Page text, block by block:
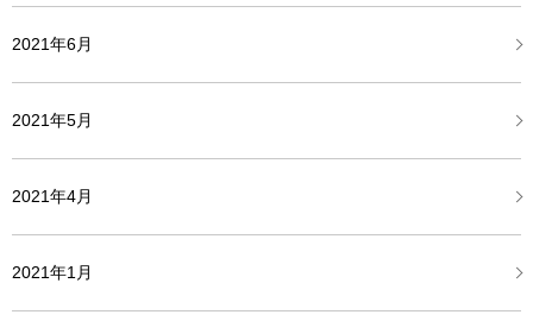
2021年6月
2021年5月
2021年4月
2021年1月